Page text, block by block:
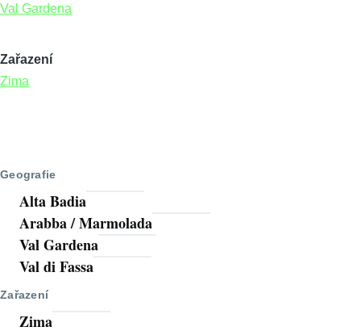
Val Gardena
Zařazení
Zima
Geografie
Alta Badia
Arabba / Marmolada
Val Gardena
Val di Fassa
Zařazení
Zima